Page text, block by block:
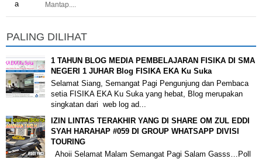
Mantap....
PALING DILIHAT
1 TAHUN BLOG MEDIA PEMBELAJARAN FISIKA DI SMA
NEGERI 1 JUHAR Blog FISIKA EKA Ku Suka
Selamat Siang, Semangat Pagi Pengunjung dan Pembaca
setia FISIKA EKA Ku Suka yang hebat, Blog merupakan
singkatan dari web log ad...
IZIN LINTAS TERAKHIR YANG DI SHARE OM ZUL EDDI
SYAH HARAHAP #059 DI GROUP WHATSAPP DIVISI
TOURING
Ahoii Selamat Malam Semangat Pagi Salam Gasss…Poll